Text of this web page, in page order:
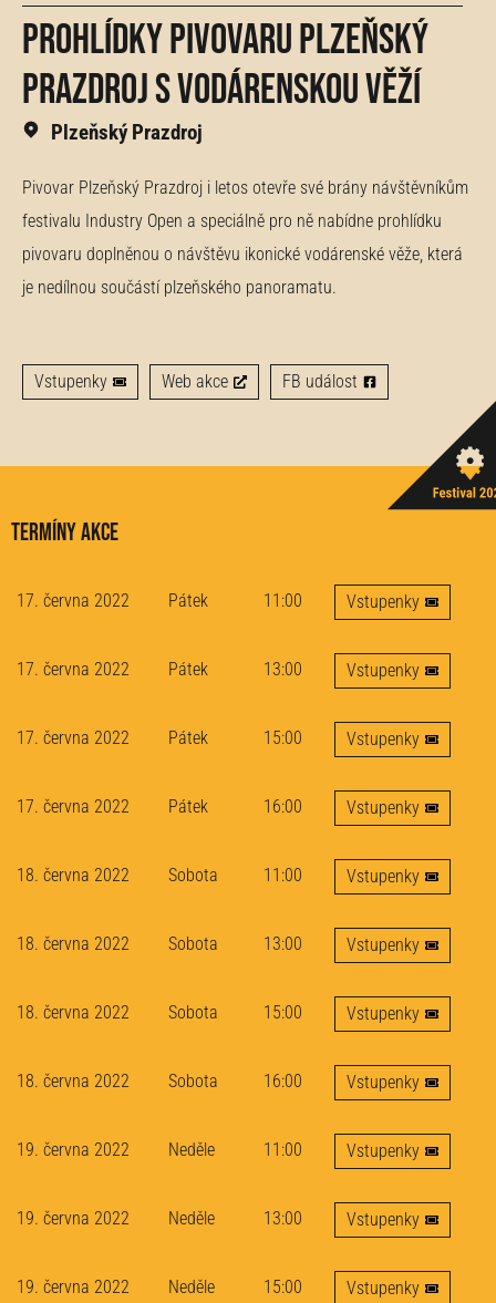
Prohlídky pivovaru Plzeňský
Prazdroj s vodárenskou věží
Plzeňský Prazdroj
Pivovar Plzeňský Prazdroj i letos otevře své brány návštěvníkům
festivalu Industry Open a speciálně pro ně nabídne prohlídku
pivovaru doplněnou o návštěvu ikonické vodárenské věže, která
je nedílnou součástí plzeňského panoramatu.
Vstupenky Web akce FB událost
Termíny akce
17. června 2022 Pátek 11:00 Vstupenky
17. června 2022 Pátek 13:00 Vstupenky
17. června 2022 Pátek 15:00 Vstupenky
17. června 2022 Pátek 16:00 Vstupenky
18. června 2022 Sobota 11:00 Vstupenky
18. června 2022 Sobota 13:00 Vstupenky
18. června 2022 Sobota 15:00 Vstupenky
18. června 2022 Sobota 16:00 Vstupenky
19. června 2022 Neděle 11:00 Vstupenky
19. června 2022 Neděle 13:00 Vstupenky
19. června 2022 Neděle 15:00 Vstupenky